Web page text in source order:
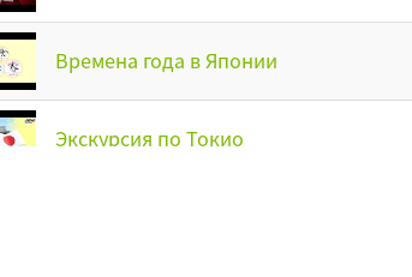
Времена года в Японии
Экскурсия по Токио